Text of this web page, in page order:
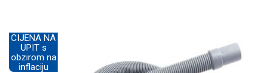
CIJENA NA
UPIT s
obzirom na
inflaciju